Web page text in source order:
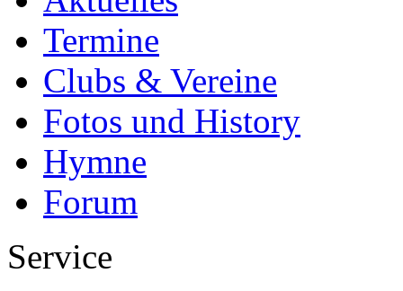
Termine
Clubs & Vereine
Fotos und History
Hymne
Forum
Service